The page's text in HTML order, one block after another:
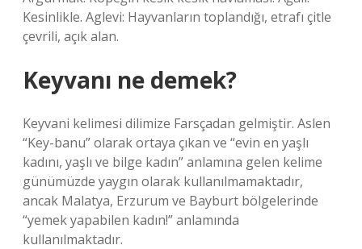
Kesinlikle. Aglevi: Hayvanların toplandığı, etrafı çitle
çevrili, açık alan.
Keyvanı ne demek?
Keyvani kelimesi dilimize Farsçadan gelmiştir. Aslen
“Key-banu” olarak ortaya çıkan ve “evin en yaşlı
kadını, yaşlı ve bilge kadın” anlamına gelen kelime
günümüzde yaygın olarak kullanılmamaktadır,
ancak Malatya, Erzurum ve Bayburt bölgelerinde
“yemek yapabilen kadın!” anlamında
kullanılmaktadır.